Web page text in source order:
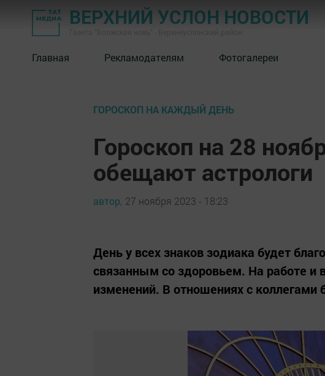
ВЕРХНИЙ УСЛОН НОВОСТИ
Главная Рекламодателям Фотогалереи
ГОРОСКОП НА КАЖДЫЙ ДЕНЬ
Гороскоп на 28
обещают астрологи
автор, 27 ноября 2023 - 18:23
День у всех знаков зодиака будет
связанным со здоровьем. На работе и
изменений. В отношениях с коллегами